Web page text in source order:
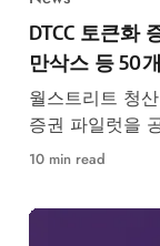
DTCC 토큰화
만삭스 등 50
월스트리트 청
증권 파일럿을
등 50개사 참여,
10 min read